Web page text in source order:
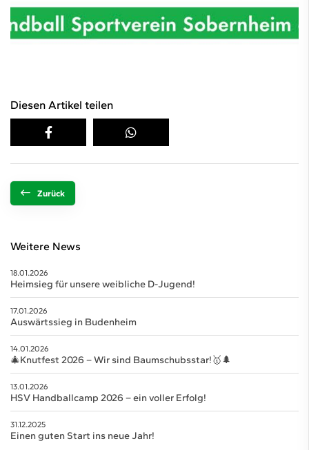
Diesen Artikel teilen
Zurück
Weitere News
18.01.2026
Heimsieg für unsere weibliche D-Jugend!
17.01.2026
Auswärtssieg in Budenheim
14.01.2026
🎄Knutfest 2026 – Wir sind Baumschubsstar!🥇🌲
13.01.2026
HSV Handballcamp 2026 – ein voller Erfolg!
31.12.2025
Einen guten Start ins neue Jahr!